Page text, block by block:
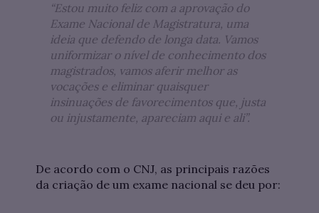
“Estou muito feliz com a aprovação do
Exame Nacional de Magistratura, uma
ideia que defendo de longa data. Vamos
uniformizar o nível de conhecimento dos
magistrados, vamos aferir melhor as
vocações e eliminar quaisquer
insinuações de favorecimentos que, justa
ou injustamente, apareciam aqui e ali”.
De acordo com o CNJ, as principais razões
da criação de um exame nacional se deu por: